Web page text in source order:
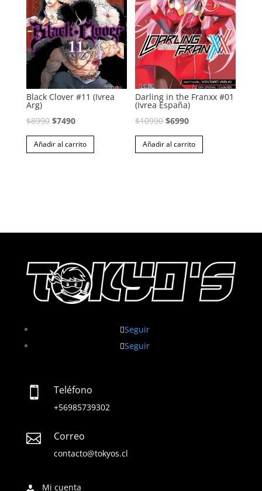
Black Clover #11 (Ivrea
Arg)
$8990 El
precio
original
$7490El
precio
actual
Añadir al carrito
Darling in the Franxx #01
(Ivrea España)
$10990 El
precio
original
$6990El
precio
actual
Añadir al carrito
Seguir
Seguir
 Teléfono
+56985739302
 Correo
contacto@tokyos.cl
Mi cuenta